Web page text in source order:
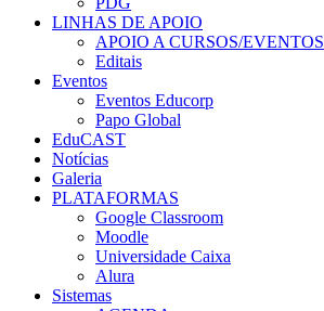
LINHAS DE APOIO
APOIO A CURSOS/EVENTOS
Editais
Eventos
Eventos Educorp
Papo Global
EduCAST
Notícias
Galeria
PLATAFORMAS
Google Classroom
Moodle
Universidade Caixa
Alura
Sistemas